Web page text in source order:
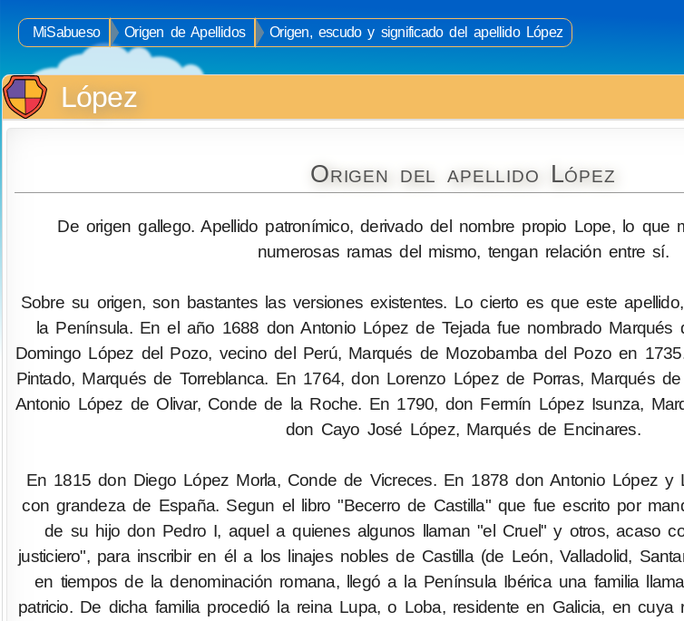
MiSabueso Origen de Apellidos
Origen, escudo y significado del apellido López
López
Origen del apellido López
De origen gallego. Apellido patronímico, derivado del nombre propio Lope, lo que
numerosas ramas del mismo, tengan relación entre sí.
Sobre su origen, son bastantes las versiones existentes. Lo cierto es que este
la Península. En el año 1688 don Antonio López de Tejada fue nombrado Marqués
Domingo López del Pozo, vecino del Perú, Marqués de Mozobamba del Pozo en
Pintado, Marqués de Torreblanca. En 1764, don Lorenzo López de Porras, Marqués
Antonio López de Olivar, Conde de la Roche. En 1790, don Fermín López Isunza,
don Cayo José López, Marqués de Encinares.
En 1815 don Diego López Morla, Conde de Vicreces. En 1878 don Antonio López y
con grandeza de España. Segun el libro "Becerro de Castilla" que fue escrito por
de su hijo don Pedro I, aquel a quienes algunos llaman "el Cruel" y otros, acaso
justiciero", para inscribir en él a los linajes nobles de Castilla (de León, Valladolid,
en tiempos de la denominación romana, llegó a la Península Ibérica una familia
patricio. De dicha familia procedió la reina Lupa, o Loba, residente en Galicia, en